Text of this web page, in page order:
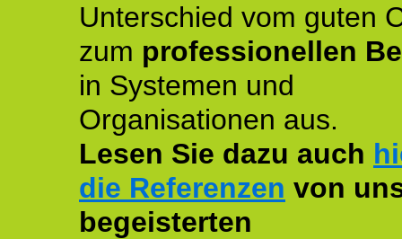
Unterschied vom guten
zum professionellen
in Systemen und
Organisationen aus.
Lesen Sie dazu auch
die Referenzen von
begeisterten